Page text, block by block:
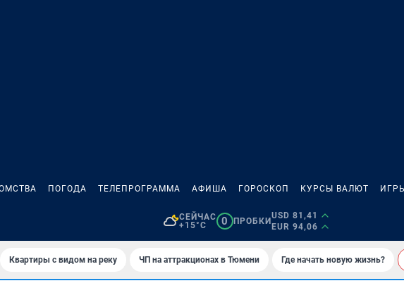
ПОГОДА ТЕЛЕПРОГРАММА АФИША ГОРОСКОП КУРСЫ ВАЛЮТ
СЕЙЧАС
+15°C
0 ПРОБКИ
USD 81,41
EUR 94,06
Квартиры с видом на реку ЧП на аттракционах в Тюмени Где начать новую жизнь?